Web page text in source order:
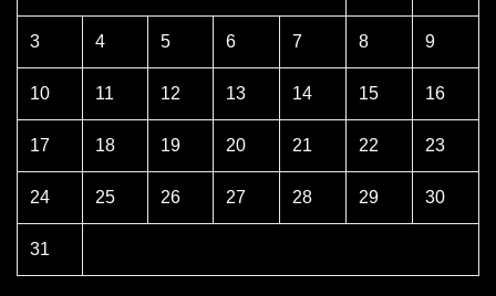
3 4 5 6 7 8 9
10 11 12 13 14 15 16
17 18 19 20 21 22 23
24 25 26 27 28 29 30
31